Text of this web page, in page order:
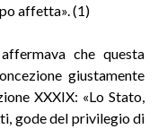
affetta». (1)
che questa
giustamente
XXXIX: «Lo Stato,
gode del privilegio di